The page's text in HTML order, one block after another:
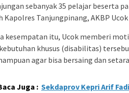
sebanyak 35 pelajar beserta
Kapolres Tanjungpinang, AKBP
kesempatan itu, Ucok memberi
khusus (disabilitas)
agar bisa bersaing dan
Juga : Sekdaprov Kepri Arif